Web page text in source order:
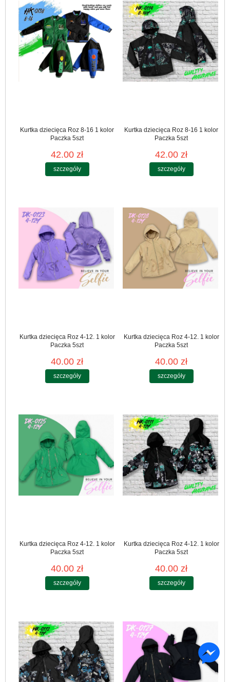
Kurtka dziecięca Roz 8-16 1 kolor
Paczka 5szt
42.00 zł
szczegóły
Kurtka dziecięca Roz 8-16 1 kolor
Paczka 5szt
42.00 zł
szczegóły
Kurtka dziecięca Roz 4-12. 1 kolor
Paczka 5szt
40.00 zł
szczegóły
Kurtka dziecięca Roz 4-12. 1 kolor
Paczka 5szt
40.00 zł
szczegóły
Kurtka dziecięca Roz 4-12. 1 kolor
Paczka 5szt
40.00 zł
szczegóły
Kurtka dziecięca Roz 4-12. 1 kolor
Paczka 5szt
40.00 zł
szczegóły